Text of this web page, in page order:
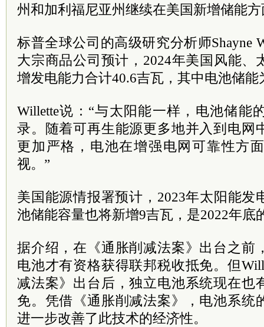
州和加利福尼亚州继续在美国新增储能
标普全球公司的高级研究分析师Shayne
大宗商品公司预计，2024年美国风能、
增发电能力合计40.6吉瓦，其中电池储能
Willette说：“与太阳能一样，电池储能
录。随着可再生能源更多地并入到电网
更加严格，电池在增强电网可靠性方
视。”
美国能源情报署预计，2023年太阳能发
池储能容量也将新增9吉瓦，是2022年底
据介绍，在《通胀削减法案》出台之前
电池才有资格获得联邦税收抵免。但
减法案》出台后，独立电池系统现在也
免。凭借《通胀削减法案》，电池系统
进一步改善了此技术的经济性。